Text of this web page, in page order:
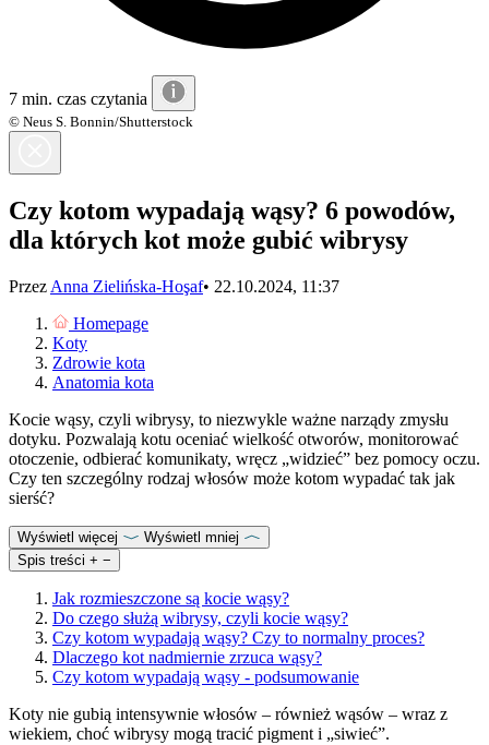
7 min. czas czytania
© Neus S. Bonnin/Shutterstock
Czy kotom wypadają wąsy? 6 powodów,
dla których kot może gubić wibrysy
Przez Anna Zielińska-Hoşaf• 22.10.2024, 11:37
Homepage
Koty
Zdrowie kota
Anatomia kota
Kocie wąsy, czyli wibrysy, to niezwykle ważne narządy zmysłu
dotyku. Pozwalają kotu oceniać wielkość otworów, monitorować
otoczenie, odbierać komunikaty, wręcz „widzieć” bez pomocy oczu.
Czy ten szczególny rodzaj włosów może kotom wypadać tak jak
sierść?
Wyświetl więcej
Wyświetl mniej
Spis treści + −
Jak rozmieszczone są kocie wąsy?
Do czego służą wibrysy, czyli kocie wąsy?
Czy kotom wypadają wąsy? Czy to normalny proces?
Dlaczego kot nadmiernie zrzuca wąsy?
Czy kotom wypadają wąsy - podsumowanie
Koty nie gubią intensywnie włosów – również wąsów – wraz z
wiekiem, choć wibrysy mogą tracić pigment i „siwieć”.